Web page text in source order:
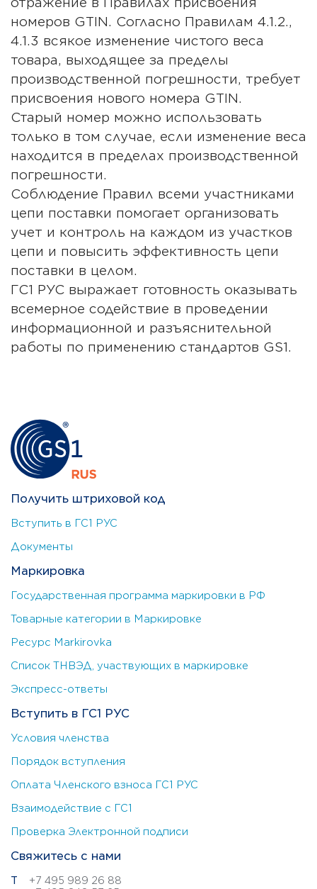
номеров GTIN. Согласно Правилам 4.1.2.,
4.1.3 всякое изменение чистого веса
товара, выходящее за пределы
производственной погрешности, требует
присвоения нового номера GTIN.
Старый номер можно использовать
только в том случае, если изменение веса
находится в пределах производственной
погрешности.
Соблюдение Правил всеми участниками
цепи поставки помогает организовать
учет и контроль на каждом из участков
цепи и повысить эффективность цепи
поставки в целом.
ГС1 РУС выражает готовность оказывать
всемерное содействие в проведении
информационной и разъяснительной
работы по применению стандартов GS1.
Получить штриховой код
Вступить в ГС1 РУС
Документы
Маркировка
Государственная программа маркировки в РФ
Товарные категории в Маркировке
Ресурс Markirovka
Список ТНВЭД, участвующих в маркировке
Экспресс-ответы
Вступить в ГС1 РУС
Условия членства
Порядок вступления
Оплата Членского взноса ГС1 РУС
Взаимодействие с ГС1
Проверка Электронной подписи
Свяжитесь с нами
Т
+7 495 989 26 88